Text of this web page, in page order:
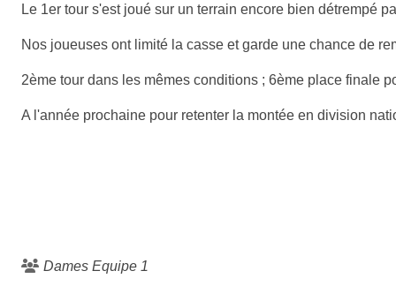
Le 1er tour s'est joué sur un terrain encore bien détrempé
Nos joueuses ont limité la casse et garde une chance de
2ème tour dans les mêmes conditions ; 6ème place finale
A l'année prochaine pour retenter la montée en division
Dames Equipe 1